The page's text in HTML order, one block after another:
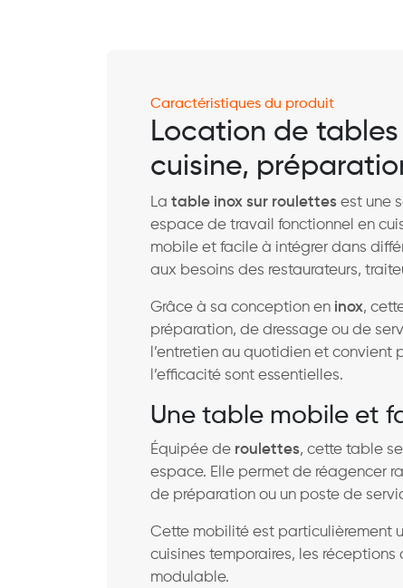
Caractéristiques du produit
Location de
cuisine,
La table inox sur roulettes est une
espace de travail fonctionnel en
mobile et facile à intégrer dans
aux besoins des restaurateurs,
Grâce à sa conception en inox,
préparation, de dressage ou de
l’entretien au quotidien et
l’efficacité sont essentielles.
Une table mobile et
Équipée de roulettes, cette table
espace. Elle permet de réagencer
de préparation ou un poste de
Cette mobilité est particulièrement
cuisines temporaires, les
modulable.